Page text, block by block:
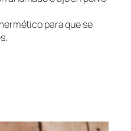
para que se